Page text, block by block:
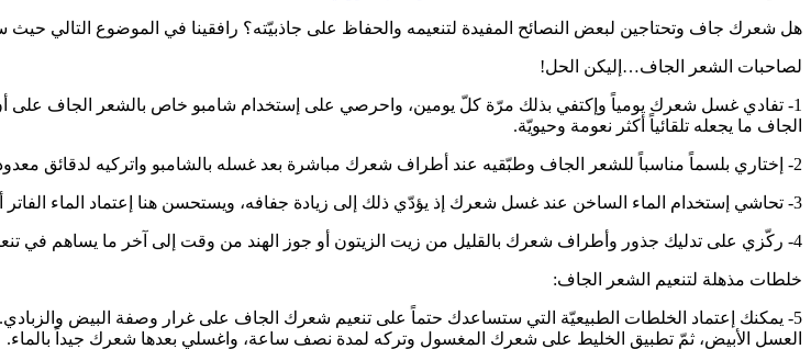
هل شعرك جاف وتحتاجين لبعض النصائح المفيدة لتنعيمه والحفاظ على جاذبيّته؟ رافقينا في الموضوع التالي
لصاحبات الشعر الجاف…إليكن الحل!
1- تفادي غسل شعرك يومياً وإكتفي بذلك مرّة كلّ يومين، واحرصي على إستخدام شامبو خاص بالشعر الجاف على
الجاف ما يجعله تلقائياً أكثر نعومة وحيويّة.
2- إختاري بلسماً مناسباً للشعر الجاف وطبّقيه عند أطراف شعرك مباشرة بعد غسله بالشامبو واتركيه لدقائق معدودة ثمّ إغسليه بالماء، فللبلسم فعالية ملحوظة في تنعيم الشعر الجاف.
3- تحاشي إستخدام الماء الساخن عند غسل شعرك إذ يؤدّي ذلك إلى زيادة جفافه، ويستحسن هنا إعتماد الماء الفاتر أو البارد.
4- ركّزي على تدليك جذور وأطراف شعرك بالقليل من زيت الزيتون أو جوز الهند من وقت إلى آخر ما يساهم في تنعيمه بطريقة طبيعيّة وإعطائه مظهراً جذاباً وصحياً.
خلطات مذهلة لتنعيم الشعر الجاف:
5- يمكنك إعتماد الخلطات الطبيعيّة التي ستساعدك حتماً على تنعيم شعرك الجاف على غرار وصفة البيض
العسل الأبيض، ثمّ تطبيق الخليط على شعرك المغسول وتركه لمدة نصف ساعة، واغسلي بعدها شعرك جيداً بالماء.